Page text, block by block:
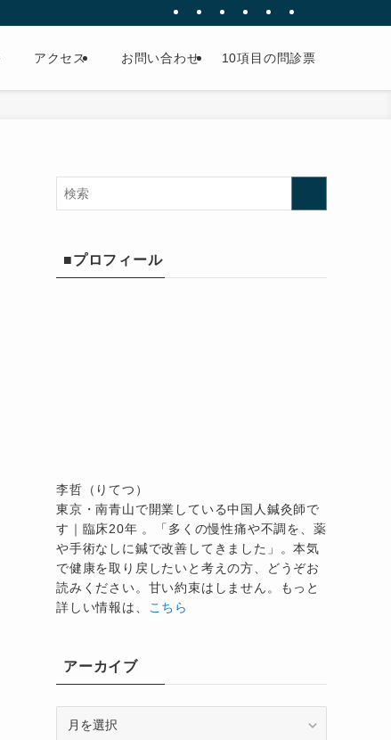
アクセス お問い合わせ 10項目の問診票
■プロフィール
李哲（りてつ）
東京・南青山で開業している中国人鍼灸師で
す｜臨床20年 。「多くの慢性痛や不調を、薬
や手術なしに鍼で改善してきました」。本気
で健康を取り戻したいと考えの方、どうぞお
読みください。甘い約束はしません。もっと
詳しい情報は、 こちら
アーカイブ